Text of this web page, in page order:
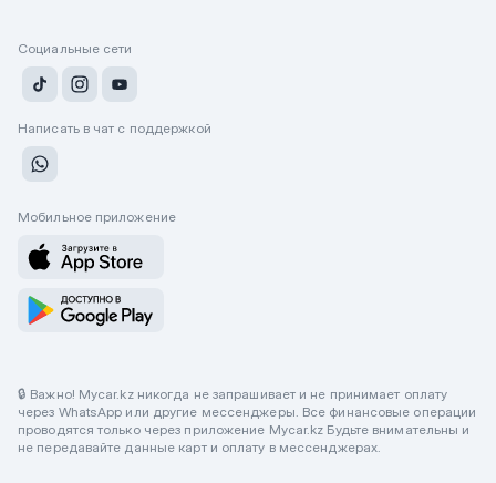
Социальные сети
Написать в чат с поддержкой
Мобильное приложение
🔒 Важно! Mycar.kz никогда не запрашивает и не принимает оплату
через WhatsApp или другие мессенджеры. Все финансовые операции
проводятся только через приложение Mycar.kz Будьте внимательны и
не передавайте данные карт и оплату в мессенджерах.